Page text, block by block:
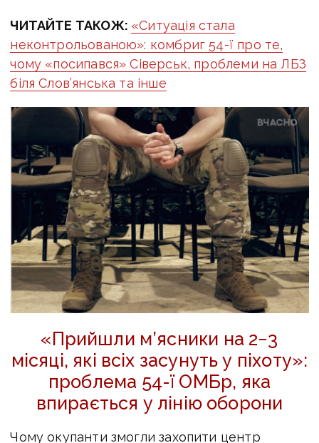
ЧИТАЙТЕ ТАКОЖ: «Ситуація стала
неконтрольованою»: комбриг 54-ї про те,
чому «посипався» Сіверськ, проблеми на ЛБЗ
біля Слов’янська та інше
«Прийшли м’ясники на 2−3
місяці, які всіх засунуть у піхоту»:
проблема 54-ї ОМБр, яка
впирається у лінію оборони
Чому окупанти змогли захопити центр